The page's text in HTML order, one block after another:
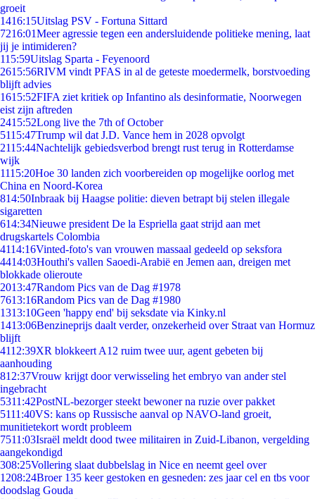
groeit
1416:15Uitslag PSV - Fortuna Sittard
7216:01Meer agressie tegen een andersluidende politieke mening, laat
jij je intimideren?
115:59Uitslag Sparta - Feyenoord
2615:56RIVM vindt PFAS in al de geteste moedermelk, borstvoeding
blijft advies
1615:52FIFA ziet kritiek op Infantino als desinformatie, Noorwegen
eist zijn aftreden
2415:52Long live the 7th of October
5115:47Trump wil dat J.D. Vance hem in 2028 opvolgt
2115:44Nachtelijk gebiedsverbod brengt rust terug in Rotterdamse
wijk
1115:20Hoe 30 landen zich voorbereiden op mogelijke oorlog met
China en Noord-Korea
814:50Inbraak bij Haagse politie: dieven betrapt bij stelen illegale
sigaretten
614:34Nieuwe president De la Espriella gaat strijd aan met
drugskartels Colombia
4114:16Vinted-foto's van vrouwen massaal gedeeld op seksfora
4414:03Houthi's vallen Saoedi-Arabië en Jemen aan, dreigen met
blokkade olieroute
2013:47Random Pics van de Dag #1978
7613:16Random Pics van de Dag #1980
1313:10Geen 'happy end' bij seksdate via Kinky.nl
1413:06Benzineprijs daalt verder, onzekerheid over Straat van Hormuz
blijft
4112:39XR blokkeert A12 ruim twee uur, agent gebeten bij
aanhouding
812:37Vrouw krijgt door verwisseling het embryo van ander stel
ingebracht
5311:42PostNL-bezorger steekt bewoner na ruzie over pakket
5111:40VS: kans op Russische aanval op NAVO-land groeit,
munitietekort wordt probleem
7511:03Israël meldt dood twee militairen in Zuid-Libanon, vergelding
aangekondigd
308:25Vollering slaat dubbelslag in Nice en neemt geel over
1208:24Broer 135 keer gestoken en gesneden: zes jaar cel en tbs voor
doodslag Gouda